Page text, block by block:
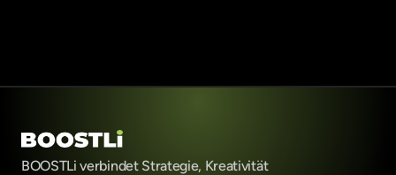
BOOSTLi verbindet Strategie, Kreativität